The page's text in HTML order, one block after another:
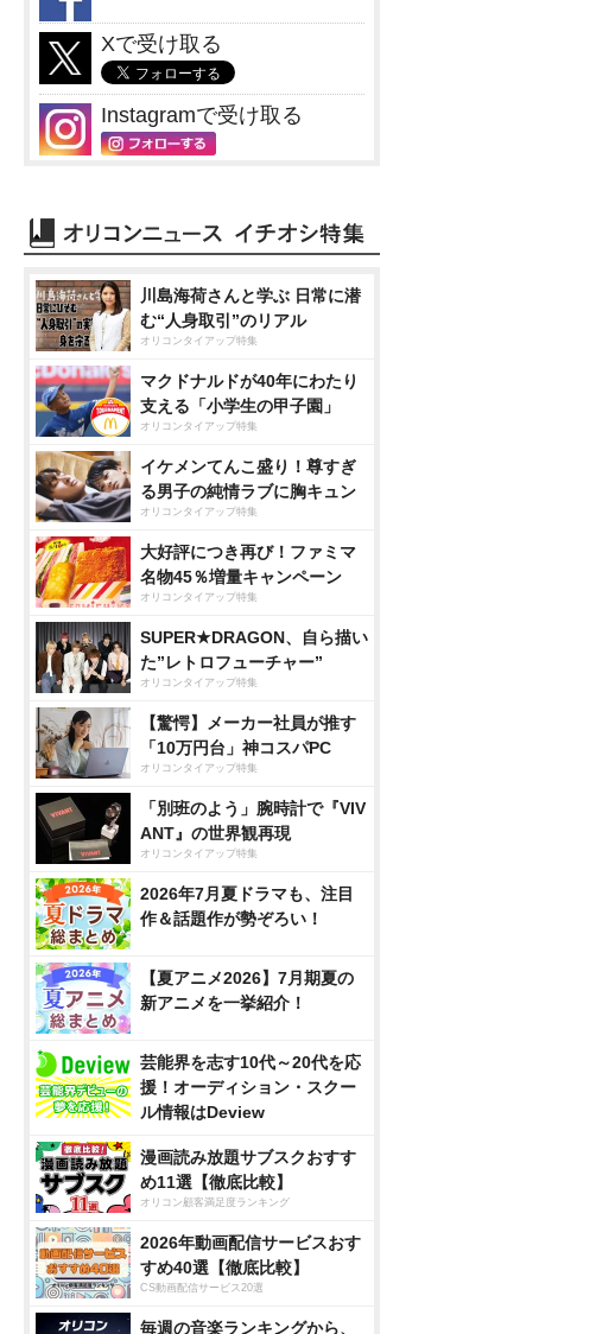
Xで受け取る
Instagramで受け取る
川島海荷さんと学ぶ 日常に潜
む“人身取引”のリアル
オリコンタイアップ特集
マクドナルドが40年にわたり
支える「小学生の甲子園」
オリコンタイアップ特集
イケメンてんこ盛り！尊すぎ
る男子の純情ラブに胸キュン
オリコンタイアップ特集
大好評につき再び！ファミマ
名物45％増量キャンペーン
オリコンタイアップ特集
SUPER★DRAGON、自ら描い
た”レトロフューチャー”
オリコンタイアップ特集
【驚愕】メーカー社員が推す
「10万円台」神コスパPC
オリコンタイアップ特集
「別班のよう」腕時計で『VIV
ANT』の世界観再現
オリコンタイアップ特集
2026年7月夏ドラマも、注目
作＆話題作が勢ぞろい！
【夏アニメ2026】7月期夏の
新アニメを一挙紹介！
芸能界を志す10代～20代を応
援！オーディション・スクー
ル情報はDeview
漫画読み放題サブスクおすす
め11選【徹底比較】
オリコン顧客満足度ランキング
2026年動画配信サービスおす
すめ40選【徹底比較】
CS動画配信サービス20選
毎週の音楽ランキングから、